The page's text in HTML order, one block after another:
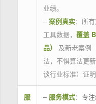
业绩。
– 案例真实：所
工具数据， 覆盖
品）
及新老案例
法，不惧算法更
谈行业标准）证明
服
– 服务模式：专